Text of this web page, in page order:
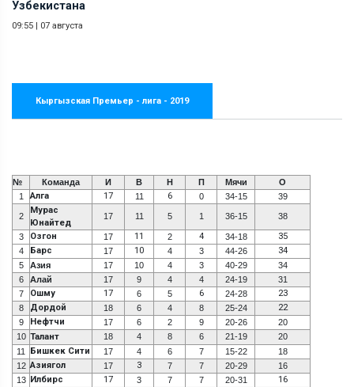
Узбекистана
09:55 | 07 августа
Кыргызская Премьер - лига - 2019
№ Команда И В Н П Мячи
О
1
Алга 17 11 6 0 34-15 39
2
Мурас
Юнайтед
17 11 5 1 36-15 38
3 Озгон 17 11 2 4 34-18 35
4 Барс 17 10 4 3 44-26 34
5 Азия 17 10 4 3 40-29
34
6
Алай 17 9 4 4 24-19
31
7
Ошму 17 6 5 6 24-28 23
8 Дордой 18 6 4 8 25-24 22
9 Нефтчи 17 6 2 9 20-26
20
10 Талант 18 4 8 6 21-19
20
11
Бишкек Сити 17 4 6 7 15-22
18
12 Азиягол 17 3 7 7 20-29
16
13 Илбирс 17 3 7 7 20-31 16